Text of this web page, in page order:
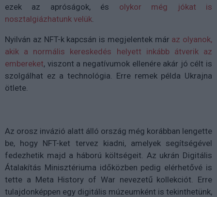
ezek az apróságok, és olykor még jókat is
nosztalgiázhatunk velük.
Nyilván az NFT-k kapcsán is megjelentek már az olyanok,
akik a normális kereskedés helyett inkább átverik az
embereket, viszont a negatívumok ellenére akár jó célt is
szolgálhat ez a technológia. Erre remek példa Ukrajna
ötlete.
Az orosz invázió alatt álló ország még korábban lengette
be, hogy NFT-ket tervez kiadni, amelyek segítségével
fedezhetik majd a háború költségeit. Az ukrán Digitális
Átalakítás Minisztériuma időközben pedig elérhetővé is
tette a Meta History of War nevezetű kollekciót. Erre
tulajdonképpen egy digitális múzeumként is tekinthetünk,